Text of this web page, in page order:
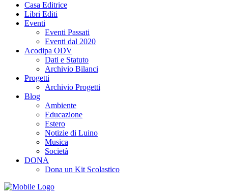
Casa Editrice
Libri Editi
Eventi
Eventi Passati
Eventi dal 2020
Acodipa ODV
Dati e Statuto
Archivio Bilanci
Progetti
Archivio Progetti
Blog
Ambiente
Educazione
Estero
Notizie di Luino
Musica
Società
DONA
Dona un Kit Scolastico